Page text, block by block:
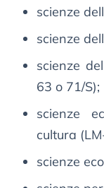
scienze
scienze
scienze
63 o 71/S);
scienze
cultura
scienze